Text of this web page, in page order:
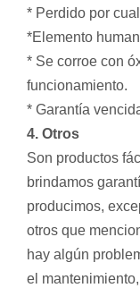
* Perdido por
*Elemento
* Se corroe con
funcionamiento.
* Garantía
4. Otros
Son productos
brindamos
producimos,
otros que
hay algún
el